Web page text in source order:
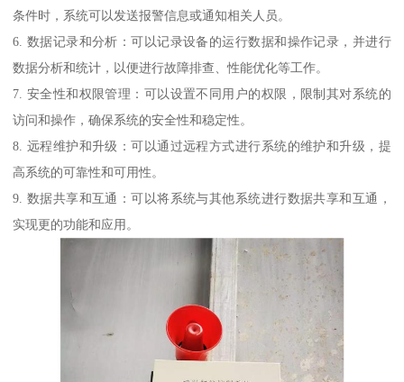
条件时，系统可以发送报警信息或通知相关人员。
6. 数据记录和分析：可以记录设备的运行数据和操作记录，并进行
数据分析和统计，以便进行故障排查、性能优化等工作。
7. 安全性和权限管理：可以设置不同用户的权限，限制其对系统的
访问和操作，确保系统的安全性和稳定性。
8. 远程维护和升级：可以通过远程方式进行系统的维护和升级，提
高系统的可靠性和可用性。
9. 数据共享和互通：可以将系统与其他系统进行数据共享和互通，
实现更的功能和应用。